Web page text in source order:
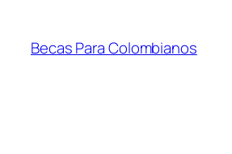
contenido
Becas Para Colombianos